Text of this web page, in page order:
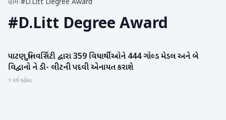
હોમ/#D.Litt Degree Award
#D.Litt Degree Award
પાટણ
પાટણ યુનિવર્સિટી દ્વારા 359 વિધાર્થીઓને 444 ગોલ્ડ મેડલ અને બે
વિદ્વાનો ને ડી- લીટની પદવી એનાયત કરાશે
1 વર્ષ પહેલા